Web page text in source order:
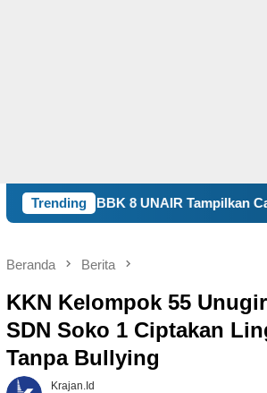
Trending
Tampilkan Capaian Program Kerja
Beranda Berita
KKN Kelompok 55
SDN Soko 1 Ciptakan
Tanpa Bullying
Krajan.id